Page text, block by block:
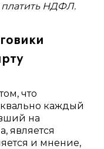
платить НДФЛ.
что
каждый
на
является
и мнение,